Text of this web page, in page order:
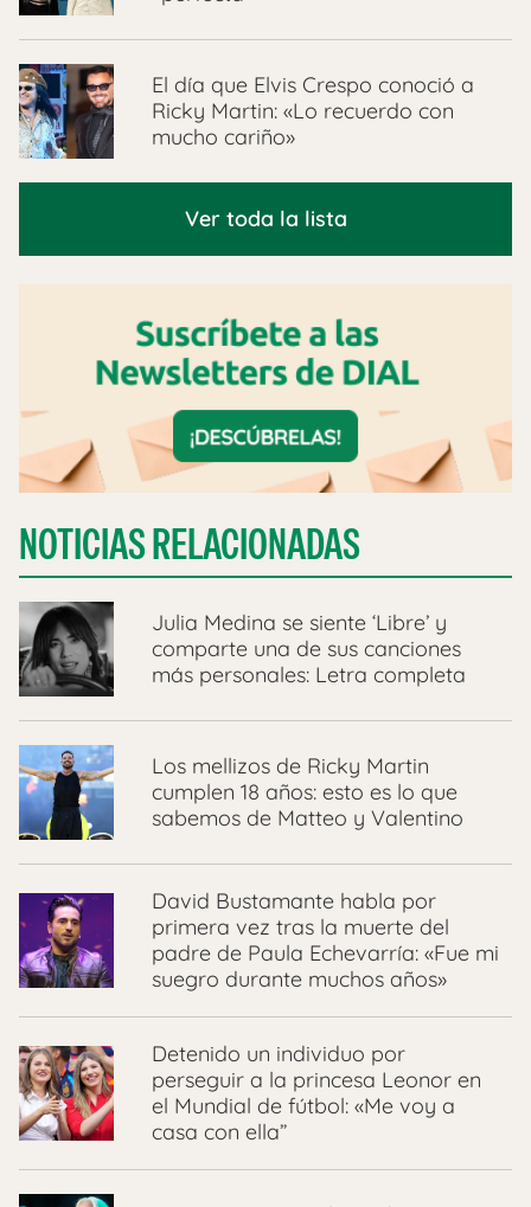
El día que Elvis Crespo conoció a
Ricky Martin: «Lo recuerdo con
mucho cariño»
Ver toda la lista
NOTICIAS RELACIONADAS
Julia Medina se siente ‘Libre’ y
comparte una de sus canciones
más personales: Letra completa
Los mellizos de Ricky Martin
cumplen 18 años: esto es lo que
sabemos de Matteo y Valentino
David Bustamante habla por
primera vez tras la muerte del
padre de Paula Echevarría: «Fue mi
suegro durante muchos años»
Detenido un individuo por
perseguir a la princesa Leonor en
el Mundial de fútbol: «Me voy a
casa con ella”